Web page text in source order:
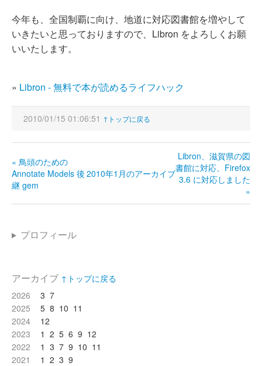
今年も、全国制覇に向け、地道に対応図書館を増やして
いきたいと思っておりますので、Libron をよろしくお願
いいたします。
» Libron - 無料で本が読めるライフハック
2010/01/15 01:06:51 ↑トップに戻る
« 鳥頭のための
Annotate Models 後
継 gem
2010年1月のアーカイブ
Libron、滋賀県の図
書館に対応、Firefox
3.6 に対応しました
»
プロフィール
アーカイブ ↑トップに戻る
2026
3 7
2025
5 8 10 11
2024
12
2023
1 2 5 6 9 12
2022
1 3 7 9 10 11
2021
1 2 3 9